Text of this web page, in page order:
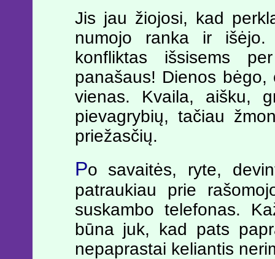
Jis jau žiojosi, kad
numojo ranka ir išėjo.
konfliktas išsisems
panašaus! Dienos
vienas. Kvaila, aišku,
pievagrybių, tačiau
priežasčių.
Po savaitės, ryte,
patraukiau prie
suskambo telefonas.
būna juk, kad pats
nepaprastai keliantis